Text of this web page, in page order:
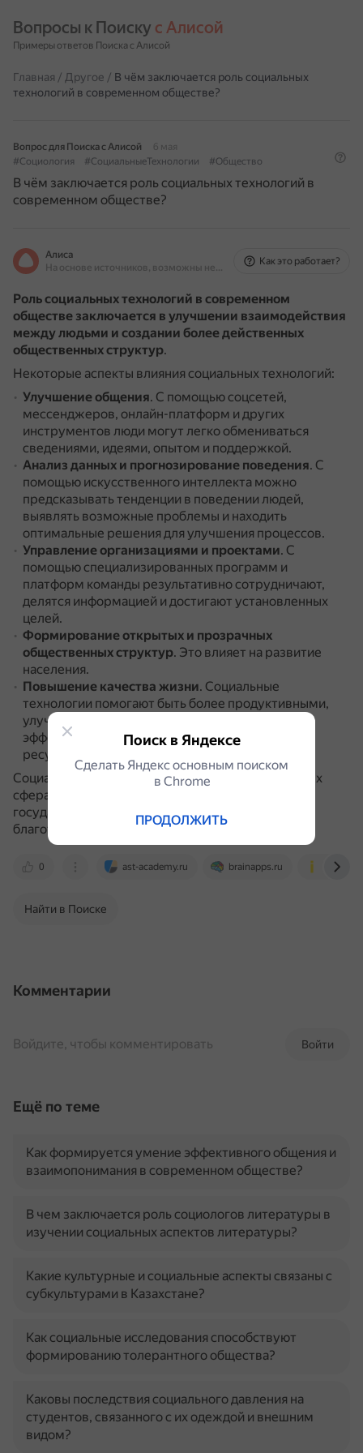
Вопросы к Поиску с Алисой
Примеры ответов Поиска с Алисой
Главная / Другое / В чём заключается роль социальных
технологий в современном обществе?
Вопрос для Поиска с Алисой
6 мая
#Социология
#СоциальныеТехнологии #Общество
В чём заключается роль социальных технологий в
современном обществе?
Алиса
На основе источников, возможны неточности
Как это работает?
Роль социальных технологий в современном
обществе заключается в улучшении взаимодействия
между людьми и создании более действенных
общественных структур.
Некоторые аспекты влияния социальных технологий:
Улучшение общения. С помощью соцсетей,
мессенджеров, онлайн-платформ и других
инструментов люди могут легко обмениваться
сведениями, идеями, опытом и поддержкой.
Анализ данных и прогнозирование поведения. С
помощью искусственного интеллекта можно
предсказывать тенденции в поведении людей,
выявлять возможные проблемы и находить
оптимальные решения для улучшения процессов.
Управление организациями и проектами. С
помощью специализированных программ и
платформ команды результативно сотрудничают,
делятся информацией и достигают установленных
целей.
Формирование открытых и прозрачных
общественных структур. Это влияет на развитие
населения.
Повышение качества жизни. Социальные
технологии помогают быть более продуктивными,
улучшить коммуникативные навыки и более
эффективно управлять своим временем и
ресурсами.
Социальные технологии применяются в различных
сферах, включая бизнес, образование,
государственное управление, науку,
благотворительность.
0 ast-academy.ru brainapps.ru
Найти в Поиске
Комментарии
Войти
Войдите, чтобы комментировать
Ещё по теме
Как формируется умение эффективного общения и
взаимопонимания в современном обществе?
В чем заключается роль социологов литературы в
изучении социальных аспектов литературы?
Какие культурные и социальные аспекты связаны с
субкультурами в Казахстане?
Как социальные исследования способствуют
формированию толерантного общества?
Каковы последствия социального давления на
студентов, связанного с их одеждой и внешним
видом?
Поиск в Яндексе
Сделать Яндекс основным поиском
в Сhrome
ПРОДОЛЖИТЬ